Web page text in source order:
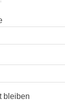
bleiben